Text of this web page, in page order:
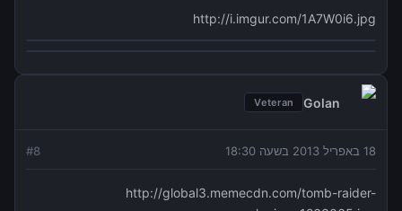
http://i.imgur.com/1A7W0i6.jpg
Golan
Veteran
18 באפריל 2013 בשעה 18:30 #8
http://global3.memecdn.com/tomb-raider-